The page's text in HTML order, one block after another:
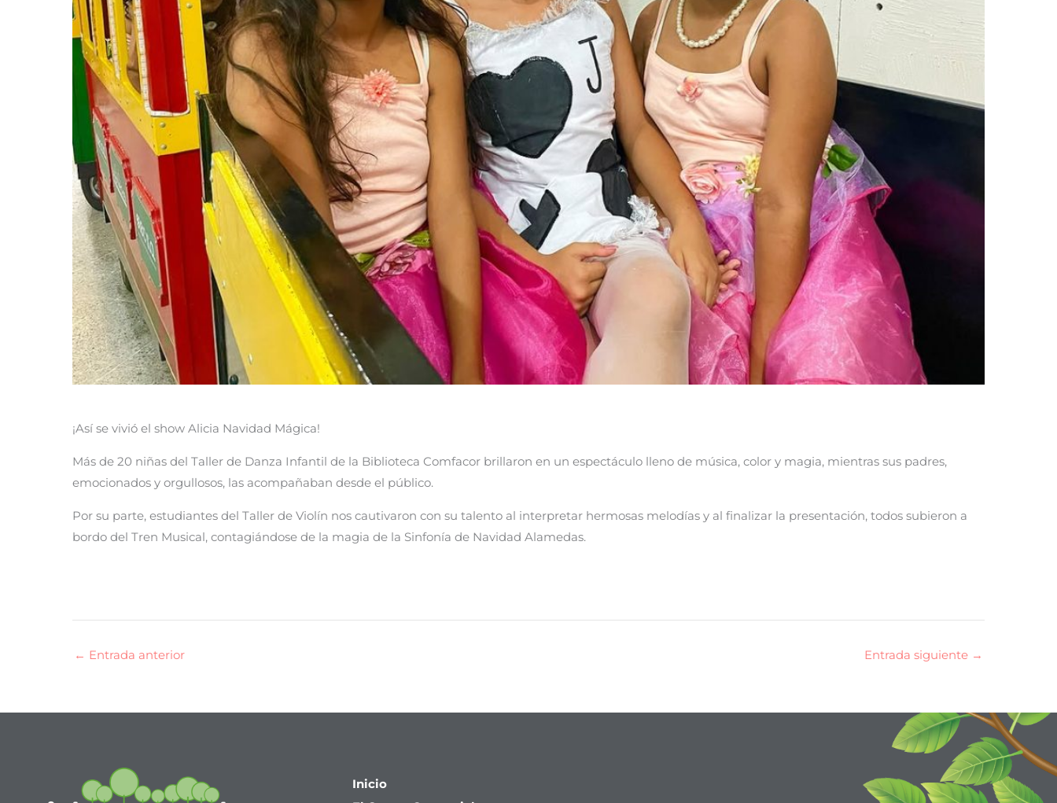
¡Así se vivió el show Alicia Navidad Mágica!
Más de 20 niñas del Taller de Danza Infantil de la Biblioteca Comfacor brillaron en un espectáculo lleno de música, color y magia, mientras sus padres,
emocionados y orgullosos, las acompañaban desde el público.
Por su parte, estudiantes del Taller de Violín nos cautivaron con su talento al interpretar hermosas melodías y al finalizar la presentación, todos subieron a
bordo del Tren Musical, contagiándose de la magia de la Sinfonía de Navidad Alamedas.
← Entrada anterior Entrada siguiente →
Inicio